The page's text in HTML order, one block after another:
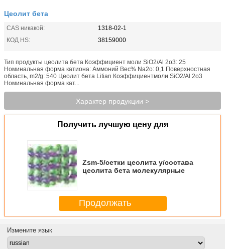
Цеолит бета
CAS никакой:
1318-02-1
КОД HS:
38159000
Тип продукты цеолита бета Коэффициент моли SiO2/Al 2o3: 25
Номинальная форма катиона: Аммоний Вес% Na2o: 0,1 Поверхностная
область, m2/g: 540 Цеолит бета Litian Коэффициентмоли SiO2/Al 2o3
Номинальная форма кат...
Характер продукции >
Получить лучшую цену для
Zsm-5/сетки цеолита y/состава
цеолита бета молекулярные
Продолжать
Измените язык